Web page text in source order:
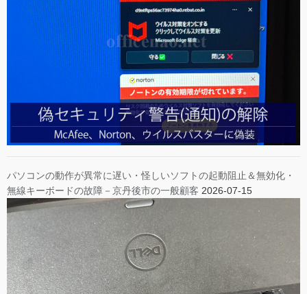
パソコンの動作が異常に遅い・怪しいソフトの起動阻止＆無効化・
無線キーボードの故障－京丹後市の一般顧客 2026-07-15